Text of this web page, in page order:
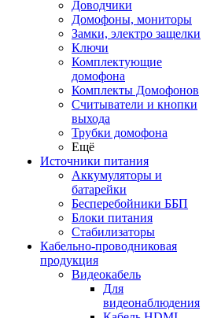
Доводчики
Домофоны, мониторы
Замки, электро защелки
Ключи
Комплектующие
домофона
Комплекты Домофонов
Считыватели и кнопки
выхода
Трубки домофона
Ещё
Источники питания
Аккумуляторы и
батарейки
Бесперебойники ББП
Блоки питания
Стабилизаторы
Кабельно-проводниковая
продукция
Видеокабель
Для
видеонаблюдения